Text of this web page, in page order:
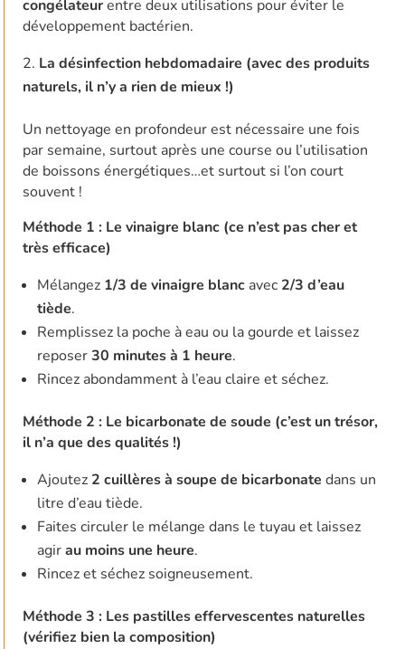
congélateurentre deux utilisations pour éviter le
développement bactérien.
La désinfection hebdomadaire (avec des produits
naturels, il n’y a rien de mieux !)
Un nettoyage en profondeur est nécessaire une fois
par semaine, surtout après une course ou l’utilisation
de boissons énergétiques…et surtout si l’on court
souvent !
Méthode 1 : Le vinaigre blanc (ce n’est pas cher et
très efficace)
Mélangez 1/3 de vinaigre blanc avec 2/3 d’eau
tiède.
Remplissez la poche à eau ou la gourde et laissez
reposer30 minutes à 1 heure.
Rincez abondamment à l’eau claire et séchez.
Méthode 2 : Le bicarbonate de soude (c’est un trésor,
il n’a que des qualités !)
Ajoutez 2 cuillères à soupe de bicarbonate dans un
litre d’eau tiède.
Faites circuler le mélange dans le tuyau et laissez
agirau moins une heure.
Rincez et séchez soigneusement.
Méthode 3 : Les pastilles effervescentes naturelles
(vérifiez bien la composition)